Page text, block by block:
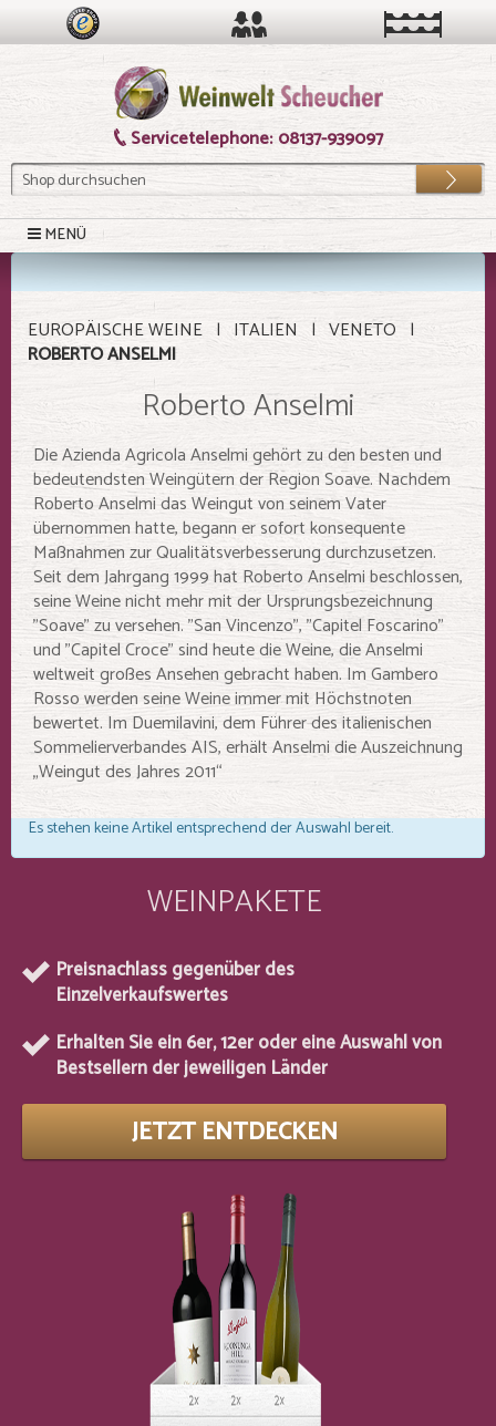
Servicetelephone: 08137-939097
Los
MENÜ
EUROPÄISCHE WEINE ITALIEN
VENETO
ROBERTO ANSELMI
Roberto Anselmi
Die Azienda Agricola Anselmi gehört zu den besten und
bedeutendsten Weingütern der Region Soave. Nachdem
Roberto Anselmi das Weingut von seinem Vater
übernommen hatte, begann er sofort konsequente
Maßnahmen zur Qualitätsverbesserung durchzusetzen.
Seit dem Jahrgang 1999 hat Roberto Anselmi beschlossen,
seine Weine nicht mehr mit der Ursprungsbezeichnung
"Soave" zu versehen. "San Vincenzo", "Capitel Foscarino"
und "Capitel Croce" sind heute die Weine, die Anselmi
weltweit großes Ansehen gebracht haben. Im Gambero
Rosso werden seine Weine immer mit Höchstnoten
bewertet. Im Duemilavini, dem Führer des italienischen
Sommelierverbandes AIS, erhält Anselmi die Auszeichnung
„Weingut des Jahres 2011“
Es stehen keine Artikel entsprechend der Auswahl bereit.
WEINPAKETE
Preisnachlass gegenüber des
Einzelverkaufswertes
Erhalten Sie ein 6er, 12er oder eine Auswahl von
Bestsellern der jeweiligen Länder
JETZT ENTDECKEN